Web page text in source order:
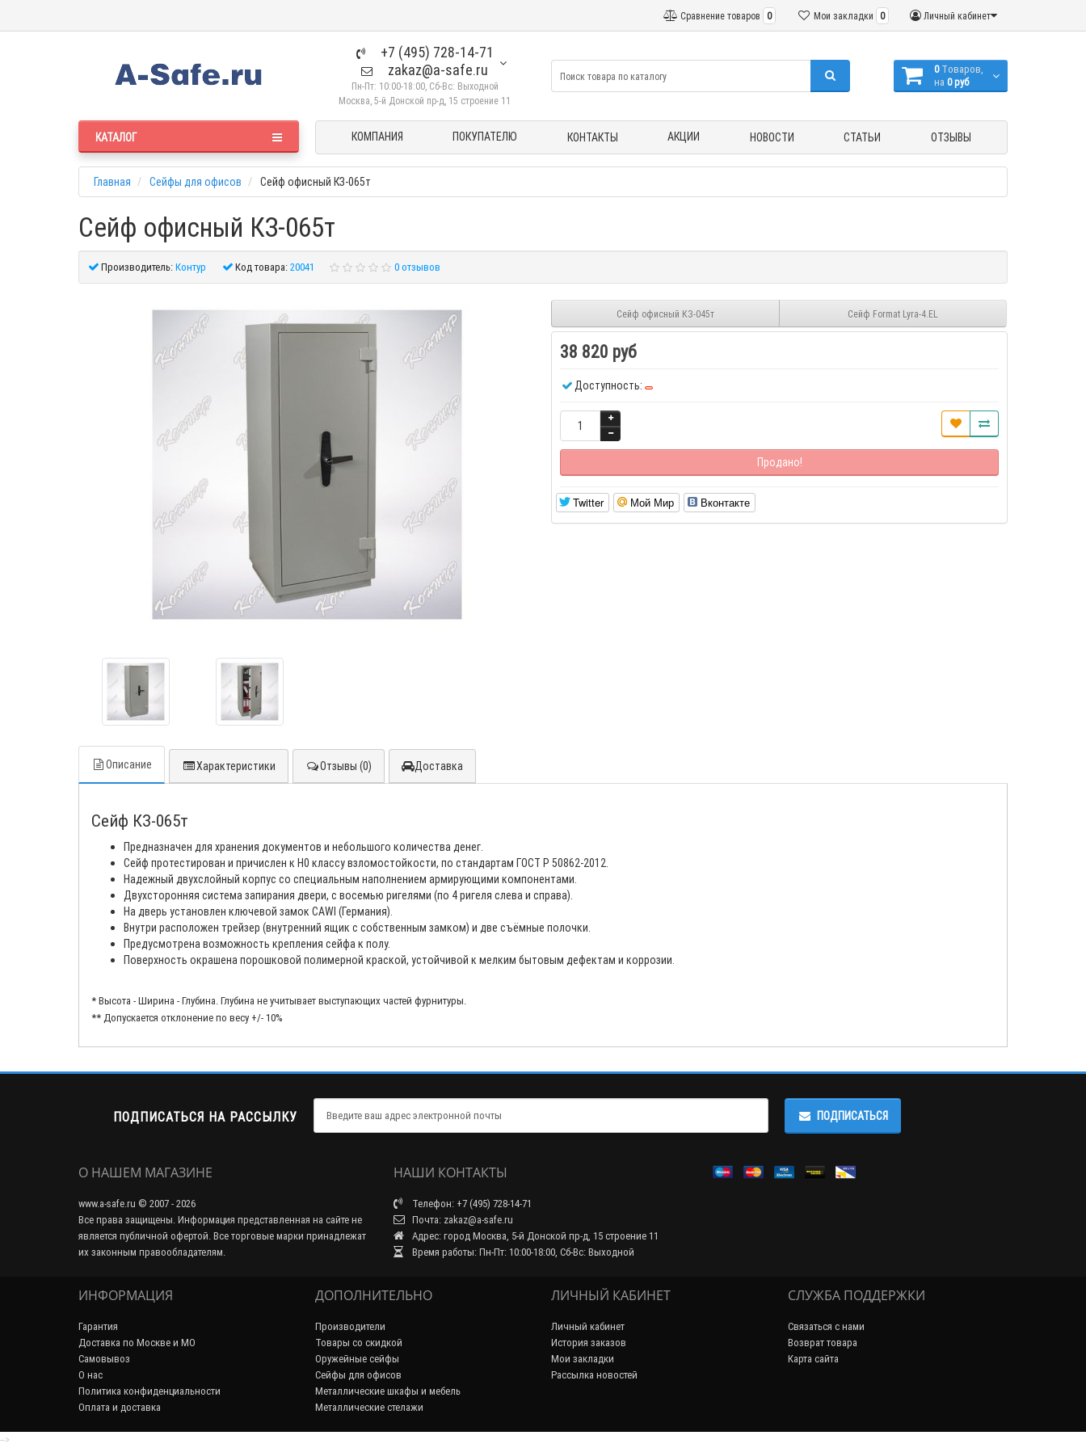
Личный кабинет
Мои закладки 0
Сравнение товаров 0
+7 (495) 728-14-71
zakaz@a-safe.ru
Пн-Пт: 10:00-18:00, Сб-Вс: Выходной
Москва, 5-й Донской пр-д, 15 строение 11
0 Tоваров,
на 0 руб
КАТАЛОГ КОМПАНИЯ ПОКУПАТЕЛЮ КОНТАКТЫ АКЦИИ НОВОСТИ СТАТЬИ ОТЗЫВЫ
Главная Сейфы для офисов Сейф офисный КЗ-065т
Сейф офисный КЗ-065т
Производитель:Контур Код товара:20041 0 отзывов
Сейф офисный КЗ-045т Сейф Format Lyra-4.EL
38 820 руб
Доступность:
Продано!
Twitter Мой Мир Вконтакте
Описание Характеристики Отзывы (0) Доставка
Сейф КЗ-065т
Предназначен для хранения документов и небольшого количества денег.
Сейф протестирован и причислен к H0 классу взломостойкости, по стандартам ГОСТ Р 50862-2012.
Надежный двухслойный корпус со специальным наполнением армирующими компонентами.
Двухсторонняя система запирания двери, с восемью ригелями (по 4 ригеля слева и справа).
На дверь установлен ключевой замок CAWI (Германия).
Внутри расположен трейзер (внутренний ящик с собственным замком) и две съёмные полочки.
Предусмотрена возможность крепления сейфа к полу.
Поверхность окрашена порошковой полимерной краской, устойчивой к мелким бытовым дефектам и коррозии.
* Высота - Ширина - Глубина. Глубина не учитывает выступающих частей фурнитуры.
** Допускается отклонение по весу +/- 10%
ПОДПИСАТЬСЯ НА РАССЫЛКУ ПОДПИСАТЬСЯ
О НАШЕМ МАГАЗИНЕ
www.a-safe.ru © 2007 - 2026
Все права защищены. Информация представленная на сайте не
является публичной офертой. Все торговые марки принадлежат
их законным правообладателям.
НАШИ КОНТАКТЫ
Телефон: +7 (495) 728-14-71
Почта: zakaz@a-safe.ru
Адрес: город Москва, 5-й Донской пр-д, 15 строение 11
Время работы: Пн-Пт: 10:00-18:00, Сб-Вс: Выходной
ИНФОРМАЦИЯ
Гарантия
Доставка по Москве и МО
Самовывоз
О нас
Политика конфиденциальности
Оплата и доставка
ДОПОЛНИТЕЛЬНО
Производители
Товары со скидкой
Оружейные сейфы
Сейфы для офисов
Металлические шкафы и мебель
Металлические стелажи
ЛИЧНЫЙ КАБИНЕТ
Личный кабинет
История заказов
Мои закладки
Рассылка новостей
СЛУЖБА ПОДДЕРЖКИ
Связаться с нами
Возврат товара
Карта сайта
-->